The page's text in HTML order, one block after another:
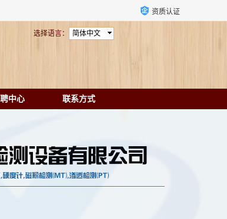
资质认证
简体中文
选择语言：
中心 联系方式